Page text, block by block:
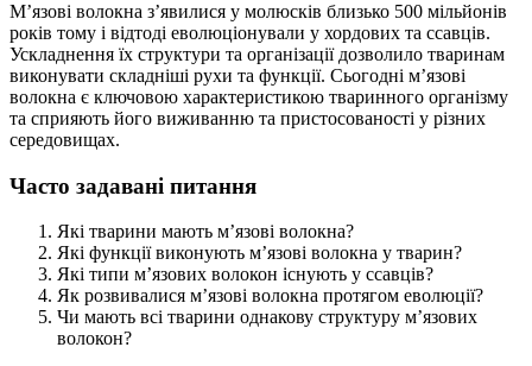
М’язові волокна з’явилися у молюсків близько 500 мільйонів
років тому і відтоді еволюціонували у хордових та ссавців.
Ускладнення їх структури та організації дозволило тваринам
виконувати складніші рухи та функції. Сьогодні м’язові
волокна є ключовою характеристикою тваринного організму
та сприяють його виживанню та пристосованості у різних
середовищах.
Часто задавані питання
Які тварини мають м’язові волокна?
Які функції виконують м’язові волокна у тварин?
Які типи м’язових волокон існують у ссавців?
Як розвивалися м’язові волокна протягом еволюції?
Чи мають всі тварини однакову структуру м’язових
волокон?